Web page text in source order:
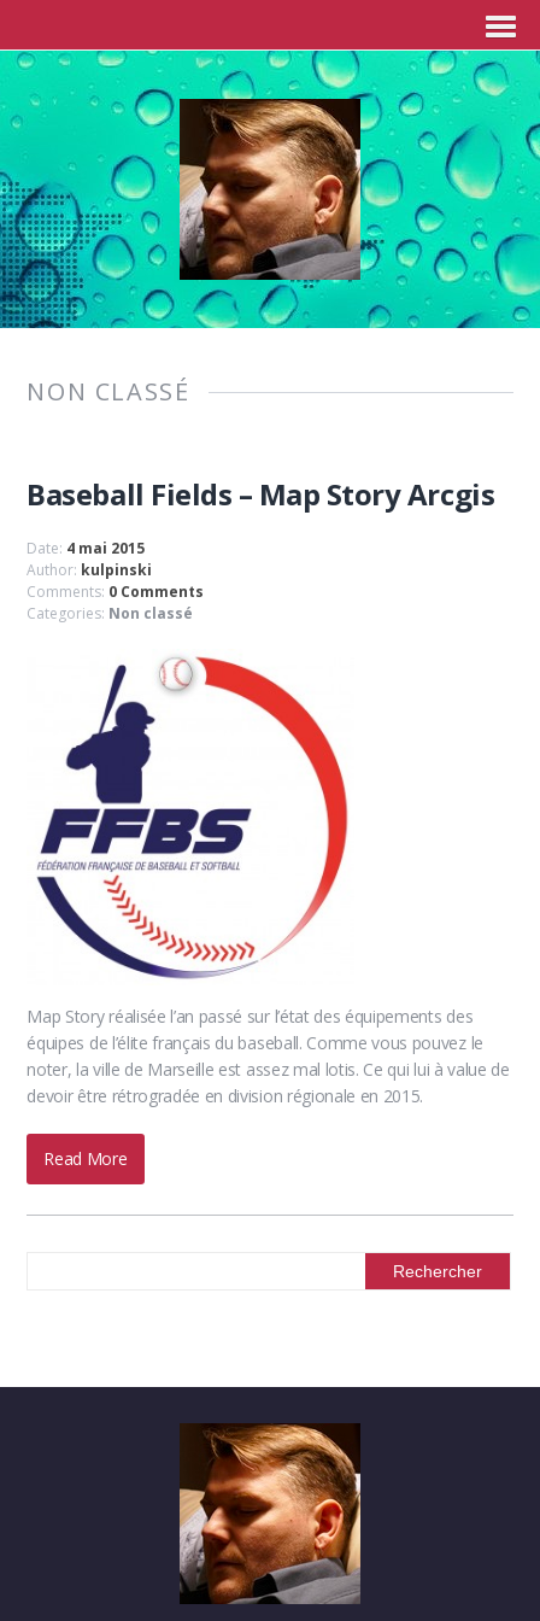
NON CLASSÉ
Baseball Fields – Map Story Arcgis
Date: 4 mai 2015
Author: kulpinski
Comments: 0 Comments
Categories: Non classé
Map Story réalisée l’an passé sur l’état des équipements des
équipes de l’élite français du baseball. Comme vous pouvez le
noter, la ville de Marseille est assez mal lotis. Ce qui lui à value de
devoir être rétrogradée en division régionale en 2015.
Read More